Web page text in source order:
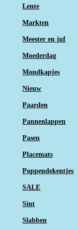
Lente
Markten
Meester en juf
Moederdag
Mondkapjes
Nieuw
Paarden
Pannenlappen
Pasen
Placemats
Poppendekentjes
SALE
Sint
Slabben